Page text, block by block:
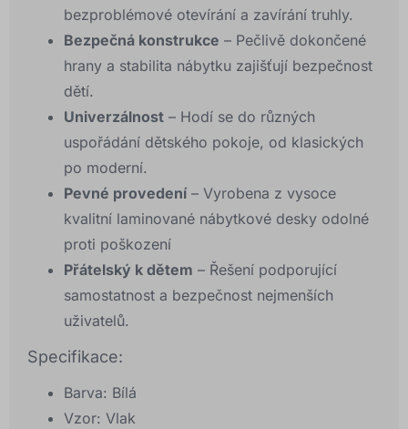
bezproblémové otevírání a zavírání truhly.
Bezpečná konstrukce – Pečlivě dokončené
hrany a stabilita nábytku zajišťují bezpečnost
dětí.
Univerzálnost – Hodí se do různých
uspořádání dětského pokoje, od klasických
po moderní.
Pevné provedení – Vyrobena z vysoce
kvalitní laminované nábytkové desky odolné
proti poškození
Přátelský k dětem – Řešení podporující
samostatnost a bezpečnost nejmenších
uživatelů.
Specifikace:
Barva: Bílá
Vzor: Vlak